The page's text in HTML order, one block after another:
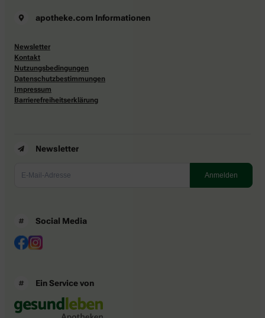
apotheke.com Informationen
Newsletter
Kontakt
Nutzungsbedingungen
Datenschutzbestimmungen
Impressum
Barrierefreiheitserklärung
Newsletter
Social Media
Ein Service von